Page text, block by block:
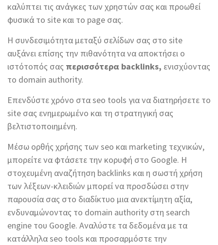
καλύπτει τις ανάγκες των χρηστών σας και προωθεί
φυσικά το site και το page σας.
Η συνδεσιμότητα μεταξύ σελίδων σας στο site
αυξάνει επίσης την πιθανότητα να αποκτήσει ο
ιστότοπός σας περισσότερα backlinks, ενισχύοντας
το domain authority.
Επενδύστε χρόνο στα seo tools για να διατηρήσετε το
site σας ενημερωμένο και τη στρατηγική σας
βελτιστοποιημένη.
Μέσω ορθής χρήσης των seo και marketing τεχνικών,
μπορείτε να φτάσετε την κορυφή στο Google. Η
στοχευμένη αναζήτηση backlinks και η σωστή χρήση
των λέξεων-κλειδιών μπορεί να προσδώσει στην
παρουσία σας στο διαδίκτυο μια ανεκτίμητη αξία,
ενδυναμώνοντας το domain authority στη search
engine του Google. Αναλύστε τα δεδομένα με τα
κατάλληλα seo tools και προσαρμόστε την